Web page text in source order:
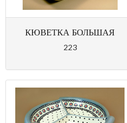
КЮВЕТКА БОЛЬШАЯ
223